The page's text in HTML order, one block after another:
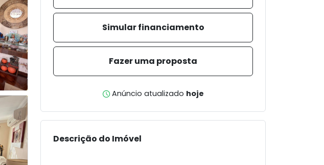
Simular financiamento
Fazer uma proposta
Anúncio atualizado hoje
Descrição do Imóvel